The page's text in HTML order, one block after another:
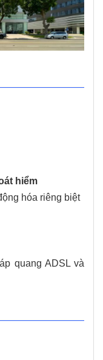
hiểm
hóa riêng biệt
quang ADSL và